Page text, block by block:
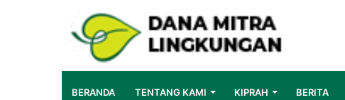
BERANDA TENTANG KAMI KIPRAH BERITA